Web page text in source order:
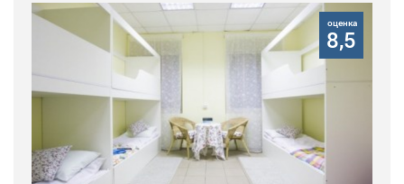
оценка
8,5